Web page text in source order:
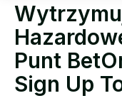
Punt
Sign Up